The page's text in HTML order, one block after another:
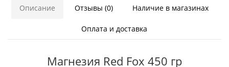
Описание Отзывы (0) Наличие в магазинах
Оплата и доставка
Магнезия Red Fox 450 гр